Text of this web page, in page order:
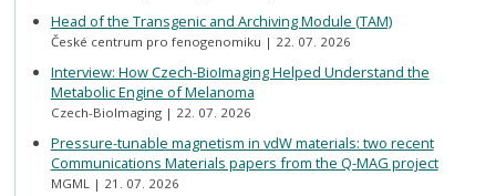
Head of the Transgenic and Archiving Module (TAM)
České centrum pro fenogenomiku 22. 07. 2026
Interview: How Czech-BioImaging Helped Understand the
Metabolic Engine of Melanoma
Czech-BioImaging 22. 07. 2026
Pressure-tunable magnetism in vdW materials: two recent
Communications Materials papers from the Q-MAG project
MGML 21. 07. 2026